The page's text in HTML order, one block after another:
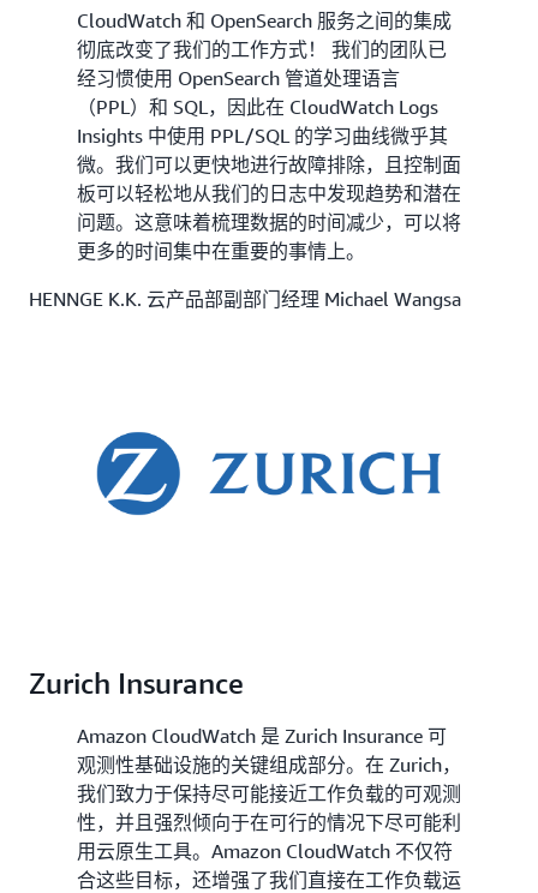
CloudWatch 和 OpenSearch 服务之间的集成
彻底改变了我们的工作方式！ 我们的团队已
经习惯使用 OpenSearch 管道处理语言
（PPL）和 SQL，因此在 CloudWatch Logs
Insights 中使用 PPL/SQL 的学习曲线微乎其
微。我们可以更快地进行故障排除，且控制面
板可以轻松地从我们的日志中发现趋势和潜在
问题。这意味着梳理数据的时间减少，可以将
更多的时间集中在重要的事情上。
HENNGE K.K. 云产品部副部门经理 Michael Wangsa
Zurich Insurance
Amazon CloudWatch 是 Zurich Insurance 可
观测性基础设施的关键组成部分。在 Zurich，
我们致力于保持尽可能接近工作负载的可观测
性，并且强烈倾向于在可行的情况下尽可能利
用云原生工具。Amazon CloudWatch 不仅符
合这些目标，还增强了我们直接在工作负载运